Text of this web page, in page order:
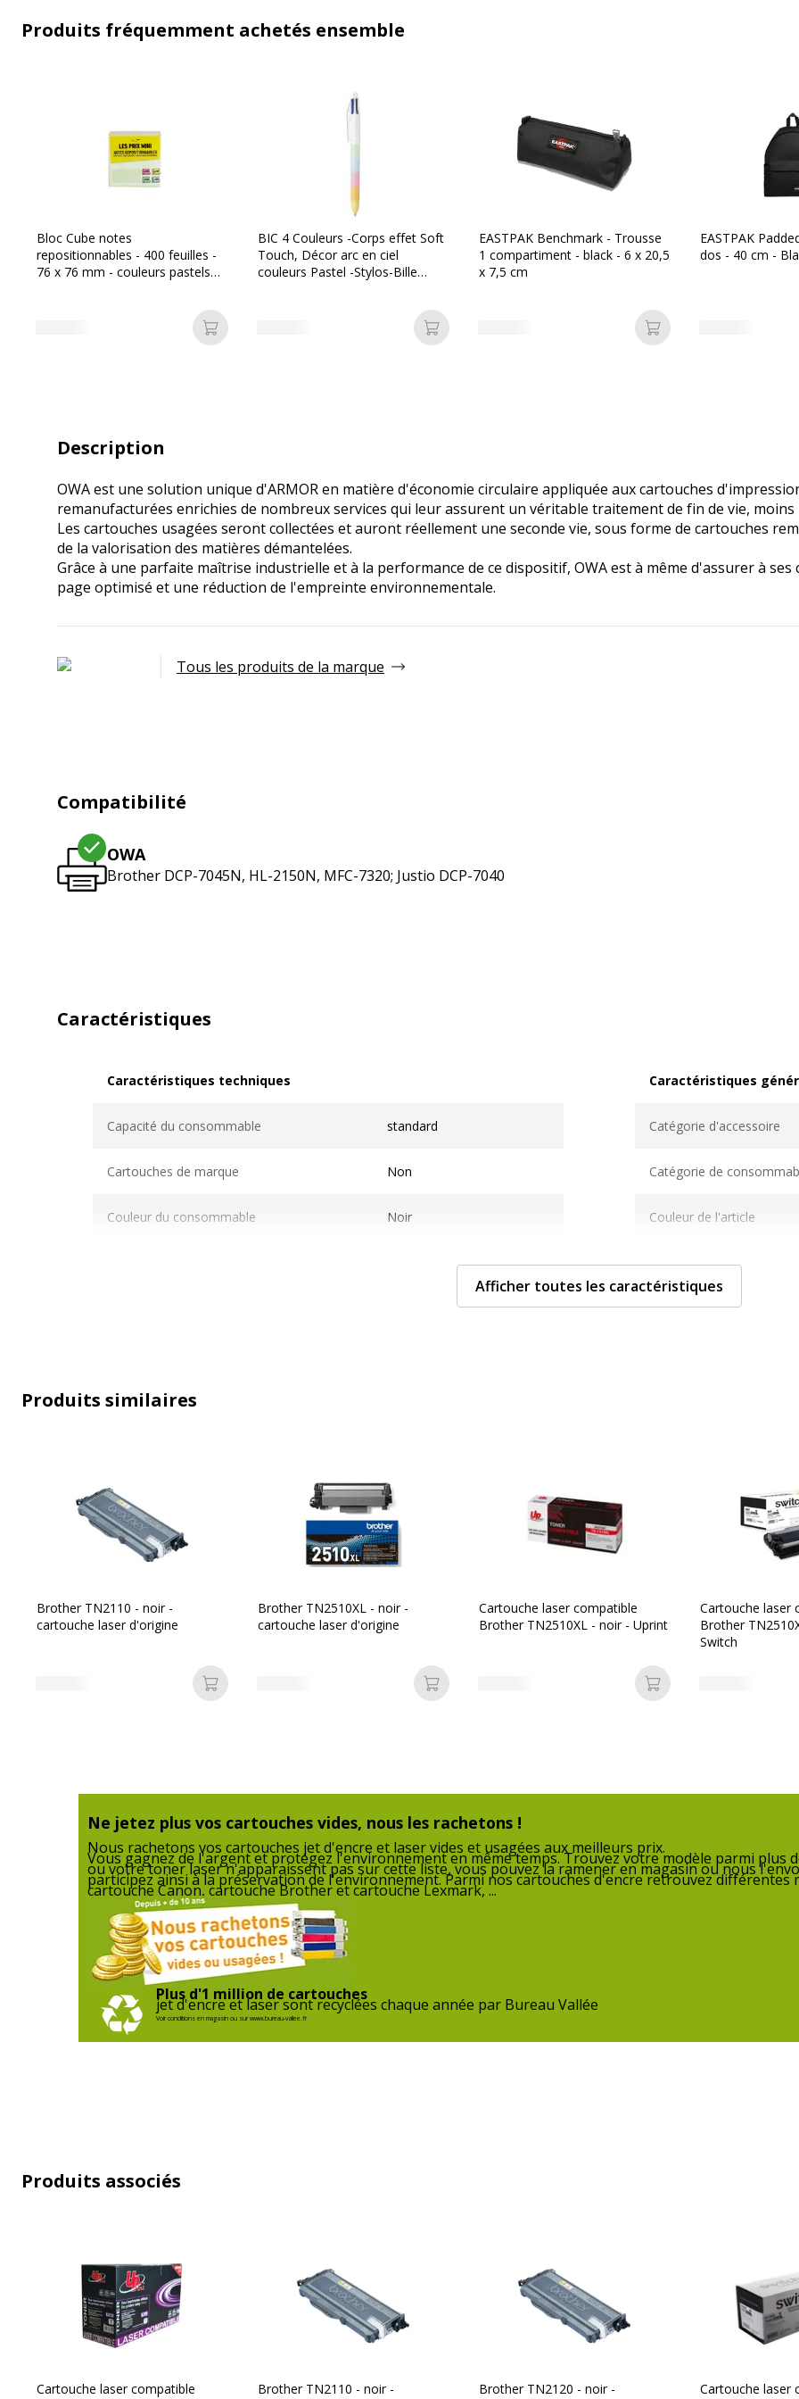
Produits fréquemment achetés ensemble
Bloc Cube notes
repositionnables - 400 feuilles -
76 x 76 mm - couleurs pastels
Ajouter au panier
BIC 4 Couleurs -Corps effet Soft
Touch, Décor arc en ciel
couleurs Pastel -Stylos-Bille
Ajouter au panier
EASTPAK Benchmark - Trousse
1 compartiment - black - 6 x 20,5
x 7,5 cm
Ajouter au panier
EASTPAK
dos - 40 cm -
Description
OWA est une solution unique d'ARMOR en matière d'économie circulaire appliquée aux cartouches
remanufacturées enrichies de nombreux services qui leur assurent un véritable traitement de fin de vie,
Les cartouches usagées seront collectées et auront réellement une seconde vie, sous forme de cartouches
de la valorisation des matières démantelées.
Grâce à une parfaite maîtrise industrielle et à la performance de ce dispositif, OWA est à même d'assurer à
page optimisé et une réduction de l'empreinte environnementale.
Tous les produits de la marque
Compatibilité
OWA
Brother DCP-7045N, HL-2150N, MFC-7320; Justio DCP-7040
Caractéristiques
Caractéristiques techniques
Capacité du consommable standard
Cartouches de marque Non
Couleur du consommable Noir
Caractéristiques
Catégorie d'accessoire
Catégorie de
Couleur de l'article
Type de cartouche
Données d'identification
Code barre maitre 3112539605544
Marque OWA
Référence produit fabricant K15111OW
Compatibilité détaillée
Cartouches de marque
équivalentes
Données logistiques
Afficher toutes les caractéristiques
Produits similaires
Brother TN2110 - noir -
cartouche laser d'origine
Ajouter au panier
Brother TN2510XL - noir -
cartouche laser d'origine
Ajouter au panier
Cartouche laser compatible
Brother TN2510XL - noir - Uprint
Ajouter au panier
Cartouche laser
Brother
Switch
Ne jetez plus vos cartouches vides, nous les rachetons !
Nous rachetons vos cartouches jet d'encre et laser vides et usagées aux meilleurs prix.
Vous gagnez de l'argent et protégez l'environnement en même temps. Trouvez votre modèle parmi plus
ou votre toner laser n'apparaissent pas sur cette liste, vous pouvez la ramener en magasin ou nous
participez ainsi à la préservation de l'environnement. Parmi nos cartouches d'encre retrouvez différentes
cartouche Canon, cartouche Brother et cartouche Lexmark, ...
Plus d'1 million de cartouches
jet d'encre et laser sont recyclées chaque année par Bureau Vallée
Voir conditions en magasin ou sur www.bureau-vallee.fr
Produits associés
Cartouche laser compatible
Brother TN2110 - noir -
Brother TN2120 - noir -
Cartouche laser